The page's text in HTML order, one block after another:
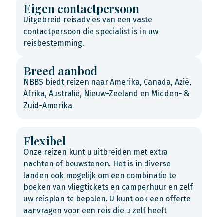
Eigen contactpersoon
Uitgebreid reisadvies van een vaste
contactpersoon die specialist is in uw
reisbestemming.
Breed aanbod
NBBS biedt reizen naar Amerika, Canada, Azië,
Afrika, Australië, Nieuw-Zeeland en Midden- &
Zuid-Amerika.
Flexibel
Onze reizen kunt u uitbreiden met extra
nachten of bouwstenen. Het is in diverse
landen ook mogelijk om een combinatie te
boeken van vliegtickets en camperhuur en zelf
uw reisplan te bepalen. U kunt ook een offerte
aanvragen voor een reis die u zelf heeft